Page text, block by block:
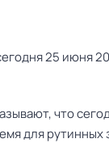
что
для рутинных